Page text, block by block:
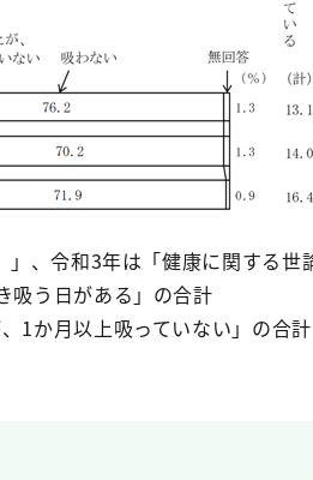
、令和3年は「健康に関する世
吸う日がある」の合計
1か月以上吸っていない」の合計